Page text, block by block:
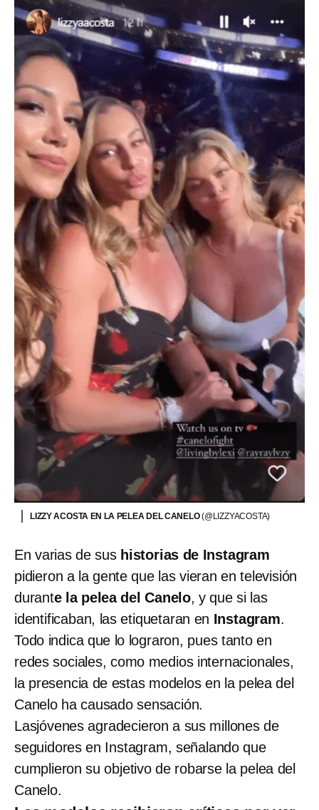
LIZZY ACOSTA EN LA PELEA DEL CANELO(@LIZZYACOSTA)
En varias de sus historias de Instagram
pidieron a la gente que las vieran en televisión
durante la pelea del Canelo, y que si las
identificaban, las etiquetaran en Instagram.
Todo indica que lo lograron, pues tanto en
redes sociales, como medios internacionales,
la presencia de estas modelos en la pelea del
Canelo ha causado sensación.
Lasjóvenes agradecieron a sus millones de
seguidores en Instagram, señalando que
cumplieron su objetivo de robarse la pelea del
Canelo.